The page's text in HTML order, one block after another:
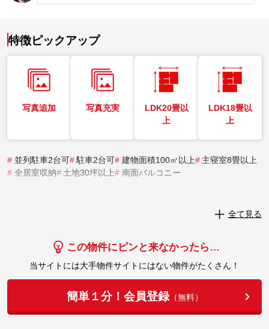
特徴ピックアップ
写真追加 写真充実
LDK20畳以
上
LDK18畳以
上
# 並列駐車2台可# 駐車2台可# 建物面積100㎡以上# 主寝室8畳以上
# 全居室収納# 土地30坪以上# 南面バルコニー
全て見る
この物件にピンと来なかったら…
当サイトには大手物件サイトにはない物件がたくさん！
簡単１分！会員登録（無料）